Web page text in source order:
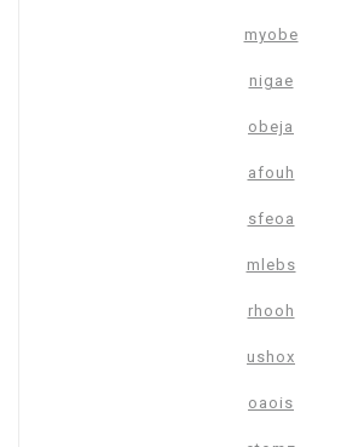
myobe
nigae
obeja
afouh
sfeoa
mlebs
rhooh
ushox
oaois